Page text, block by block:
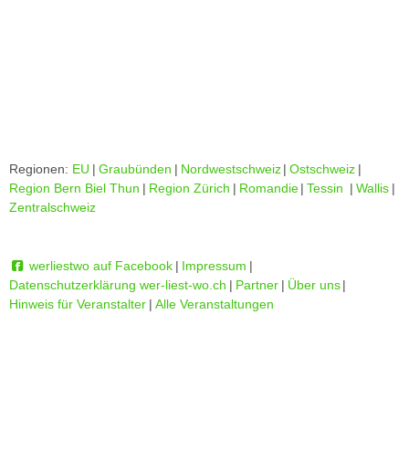
Regionen: EU | Graubünden | Nordwestschweiz | Ostschweiz |
Region Bern Biel Thun | Region Zürich | Romandie | Tessin | Wallis |
Zentralschweiz
werliestwo auf Facebook | Impressum |
Datenschutzerklärung wer-liest-wo.ch | Partner | Über uns |
Hinweis für Veranstalter | Alle Veranstaltungen